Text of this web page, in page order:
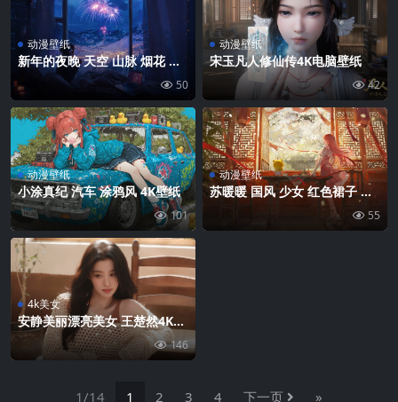
动漫壁纸
新年的夜晚 天空 山脉 烟花 室
内女孩望向远处4K壁纸
50
动漫壁纸
宋玉凡人修仙传4K电脑壁纸
42
动漫壁纸
小涂真纪 汽车 涂鸦风 4K壁纸
101
动漫壁纸
苏暖暖 国风 少女 红色裙子 房
间 桌子 灯笼 窗 4K壁纸
55
4k美女
安静美丽漂亮美女 王楚然4K高
清壁纸
146
1/14 1 2 3 4 下一页 »